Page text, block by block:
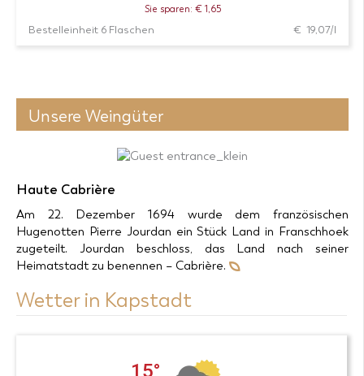
Sie sparen: € 1,65
Bestelleinheit 6 Flaschen € 19,07/l
Zur Wunschliste
Details
6 Flaschen zum Preis von 85,80 € in den
Warenkorb
Unsere Weingüter
Haute Cabrière
Am 22. Dezember 1694 wurde dem französischen
Hugenotten Pierre Jourdan ein Stück Land in Franschhoek
zugeteilt. Jourdan beschloss, das Land nach seiner
Heimatstadt zu benennen – Cabrière.
Wetter in Kapstadt